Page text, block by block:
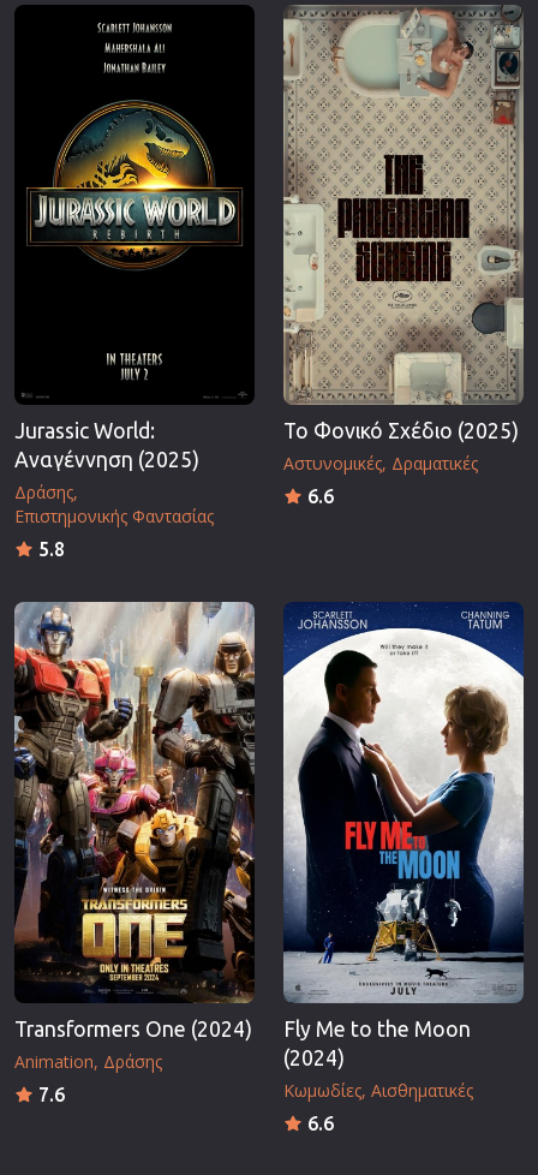
Επιστημονικής Φαντασίας
Εποχής
Ερωτικές
Ευρωπαικός Κινηματογράφος
Θρησκευτικές
Θρίλερ
Ιστορικές
Καταστροφής
Κλασσικές
Jurassic World:
Αναγέννηση (2025)
Δράσης
Επιστημονικής Φαντασίας
5.8
Το Φονικό Σχέδιο (2025)
Αστυνομικές Δραματικές
6.6
Transformers One (2024)
Animation Δράσης
7.6
Fly Me to the Moon
(2024)
Κωμωδίες Αισθηματικές
6.6